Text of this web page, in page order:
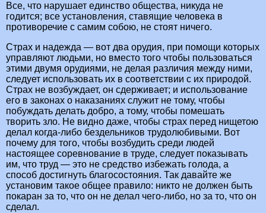
Все, что нарушает единство общества, никуда не
годится; все установления, ставящие человека в
противоречие с самим собою, не стоят ничего.
Страх и надежда — вот два орудия, при помощи которых
управляют людьми, но вместо того чтобы пользоваться
этими двумя орудиями, не делая различия между ними,
следует использовать их в соответствии с их природой.
Страх не возбуждает, он сдерживает; и использование
его в законах о наказаниях служит не тому, чтобы
побуждать делать добро, а тому, чтобы помешать
творить зло. Не видно даже, чтобы страх перед нищетою
делал когда-либо бездельников трудолюбивыми. Вот
почему для того, чтобы возбудить среди людей
настоящее соревнование в труде, следует показывать
им, что труд — это не средство избежать голода, а
способ достигнуть благосостояния. Так давайте же
установим такое общее правило: никто не должен быть
покаран за то, что он не делал чего-либо, но за то, что он
сделал.